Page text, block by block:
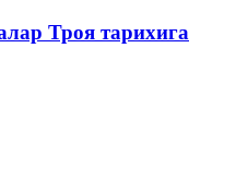
Троя тарихига